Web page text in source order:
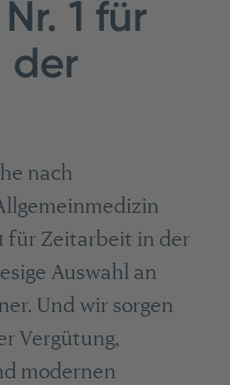
1 für
der
nach
für Zeitarbeit in der
Auswahl an
Und wir sorgen
Vergütung,
modernen